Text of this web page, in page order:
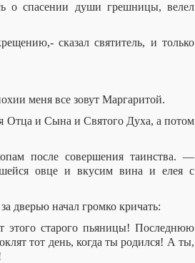
о спасении души грешницы, велел
сказал святитель, и только
меня все зовут Маргаритой.
Отца и Сына и Святого Духа, а потом
после совершения таинства. —
овце и вкусим вина и елея с
дверью начал громко кричать:
этого старого пьяницы! Последнюю
тот день, когда ты родился! А ты,